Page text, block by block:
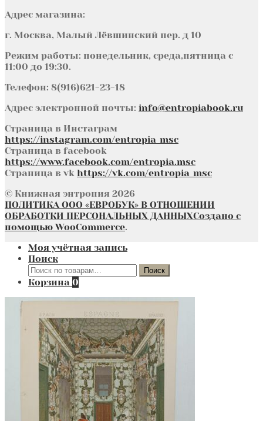
Адрес магазина:
г. Москва, Малый Лёвшинский пер. д 10
Режим работы: понедельник, среда,пятница с
11:00 до 19:30.
Телефон: 8(916)621-23-18
Адрес электронной почты: info@entropiabook.ru
Страница в Инстаграм
https://instagram.com/entropia_msc
Страница в facebook
https://www.facebook.com/entropia.msc
Страница в vk https://vk.com/entropia_msc
© Книжная энтропия 2026
ПОЛИТИКА ООО «ЕВРОБУК» В ОТНОШЕНИИ
ОБРАБОТКИ ПЕРСОНАЛЬНЫХ ДАННЫХСоздано с
помощью WooCommerce.
Моя учётная запись
Поиск
Искать:
Поиск
Корзина 0